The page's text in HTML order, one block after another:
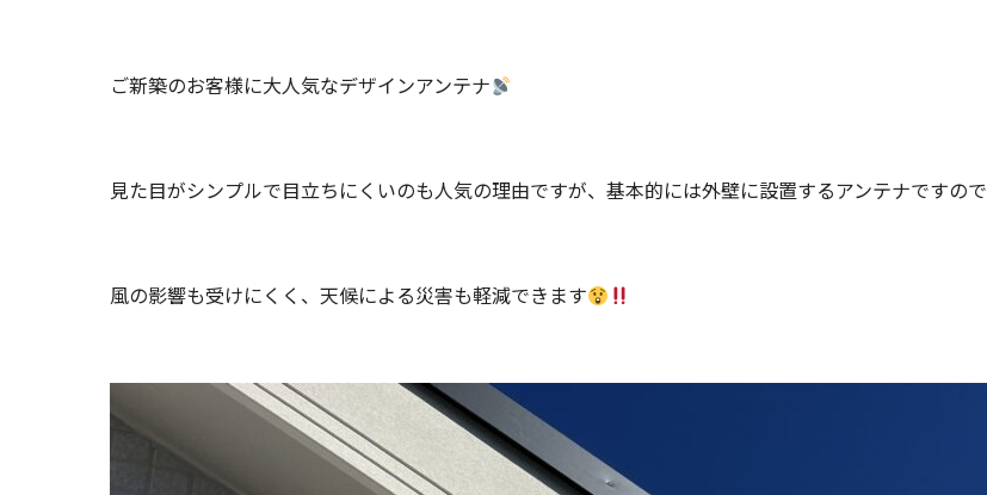
ご新築のお客様に大人気なデザインアンテナ
見た目がシンプルで目立ちにくいのも人気の理由ですが、基本的には外壁に設置するアンテナですので
風の影響も受けにくく、天候による災害も軽減できます